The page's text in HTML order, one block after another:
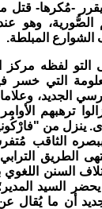
-مُكرها- قتل
الصُّورية، وهو
المبلطة.
التو لفظه
التي خسر
الجديد،
ترهبهم
ينزل من
الثاقب
الطريق
السنن اللغوي
السيد
أن ما يُقال